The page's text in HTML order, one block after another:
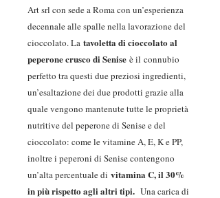
Art srl con sede a Roma con un’esperienza
decennale alle spalle nella lavorazione del
cioccolato. La tavoletta di cioccolato al
peperone crusco di Senise è il connubio
perfetto tra questi due preziosi ingredienti,
un’esaltazione dei due prodotti grazie alla
quale vengono mantenute tutte le proprietà
nutritive del peperone di Senise e del
cioccolato: come le vitamine A, E, K e PP,
inoltre i peperoni di Senise contengono
un’alta percentuale di vitamina C, il 30%
in più rispetto agli altri tipi. Una carica di